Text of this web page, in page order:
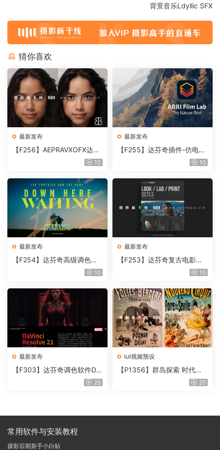
背景音乐Ldyllic SFX
猜你喜欢
最新发布
【F256】AEPRAVXOFX达芬
奇视频人像磨皮润肤美颜插件
10
最新发布
【F255】达芬奇插件-仿电影
胶片视频调色插件 ARRI Film
10
最新发布
【F254】达芬奇高级调色插
件 Contour V2.2.2 WinMac10
最新发布
【F253】达芬奇复古电影胶
片质感DCTL节点调色预设 M
T V4.0
10
最新发布
【F303】达芬奇调色软件Da
Vinci Resolve Studio21.0.320
lut视频预设
【P1356】群岛探索 时代马
戏团 – QUEST 60 调色预设A
20
常用软件与安装教程
摄影后期新手小白贴